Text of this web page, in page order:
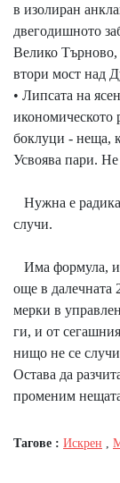
в изолиран
двегодишното
Велико Търново,
втори мост над
• Липсата на
икономическото
боклуци - неща,
Усвоява пари.
Нужна е
случи.
Има формула,
още в далечната
мерки в
ги, и от
нищо не се
Остава да
променим
Тагове : Искрен